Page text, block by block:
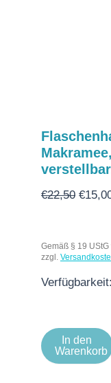
€22,50 €
Gemäß § 19
zzgl.
Verfügbarkeit:
In den
Warenkorb